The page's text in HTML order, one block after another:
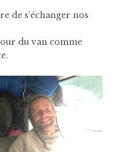
de s’échanger nos
du van comme